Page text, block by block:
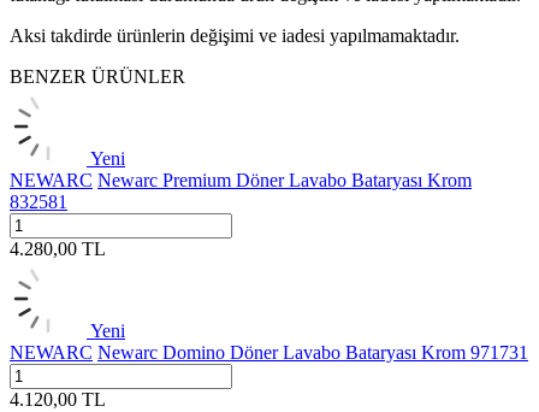
Aksi takdirde ürünlerin değişimi ve iadesi yapılmamaktadır.
BENZER ÜRÜNLER
Yeni
NEWARC Newarc Premium Döner Lavabo Bataryası Krom
832581
4.280,00 TL
Yeni
NEWARC Newarc Domino Döner Lavabo Bataryası Krom 971731
4.120,00 TL